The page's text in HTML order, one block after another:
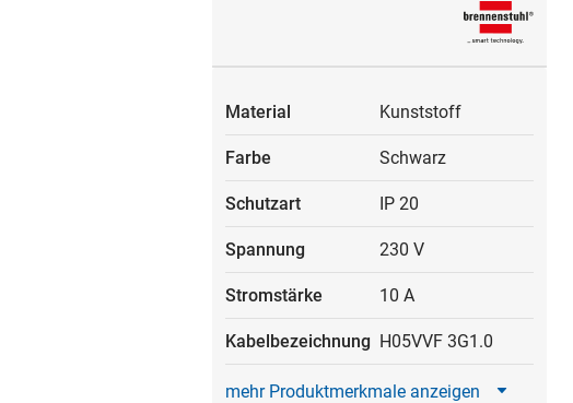
Material Kunststoff
Farbe Schwarz
Schutzart IP 20
Spannung 230 V
Stromstärke 10 A
Kabelbezeichnung H05VVF 3G1.0
mehr Produktmerkmale anzeigen